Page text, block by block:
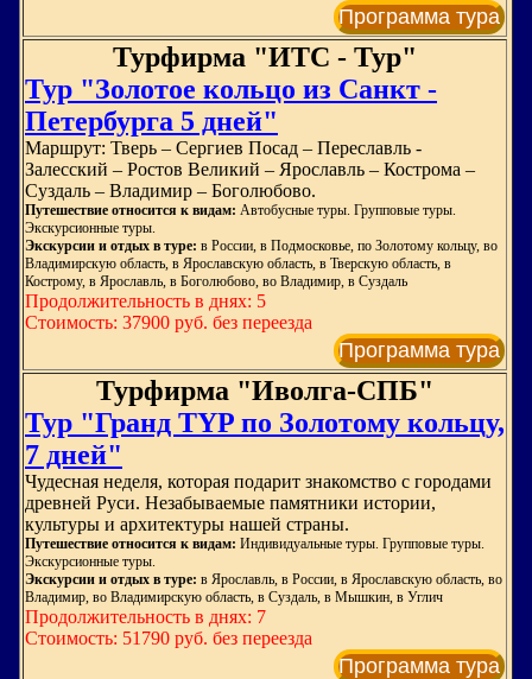
Программа тура
Турфирма "ИТС - Тур"
Тур "Золотое кольцо из Санкт -
Петербурга 5 дней"
Маршрут: Тверь – Сергиев Посад – Переславль -
Залесский – Ростов Великий – Ярославль – Кострома –
Суздаль – Владимир – Боголюбово.
Путешествие относится к видам: Автобусные туры. Групповые туры.
Экскурсионные туры.
Экскурсии и отдых в туре: в России, в Подмосковье, по Золотому кольцу, во
Владимирскую область, в Ярославскую область, в Тверскую область, в
Кострому, в Ярославль, в Боголюбово, во Владимир, в Суздаль
Продолжительность в днях: 5
Стоимость: 37900 руб. без переезда
Программа тура
Турфирма "Иволга-СПБ"
Тур "Гранд TYP по Золотому кольцу,
7 дней"
Чудесная неделя, которая подарит знакомство с городами
древней Руси. Незабываемые памятники истории,
культуры и архитектуры нашей страны.
Путешествие относится к видам: Индивидуальные туры. Групповые туры.
Экскурсионные туры.
Экскурсии и отдых в туре: в Ярославль, в России, в Ярославскую область, во
Владимир, во Владимирскую область, в Суздаль, в Мышкин, в Углич
Продолжительность в днях: 7
Стоимость: 51790 руб. без переезда
Программа тура